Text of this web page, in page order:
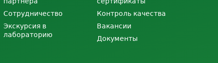
Сотрудничество
Экскурсия в
лабораторию
Контроль качества
Вакансии
Документы